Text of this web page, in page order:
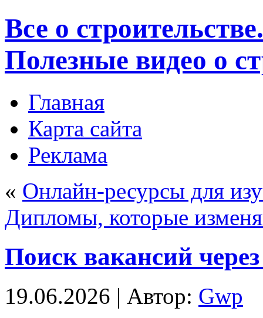
Все о
Полезные видео о
Главная
Карта сайта
Реклама
« Онлайн-ресурсы для
Дипломы, которые
Поиск вакансий
19.06.2026 | Автор: Gwp